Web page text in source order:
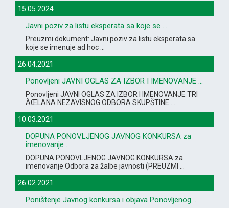
15.05.2024
Javni poziv za listu eksperata sa koje se ...
Preuzmi dokument: Javni poziv za listu eksperata sa
koje se imenuje ad hoc ...
26.04.2021
Ponovljeni JAVNI OGLAS ZA IZBOR I IMENOVANJE ...
Ponovljeni JAVNI OGLAS ZA IZBOR I IMENOVANJE TRI
ÄŒLANA NEZAVISNOG ODBORA SKUPŠTINE ...
10.03.2021
DOPUNA PONOVLJENOG JAVNOG KONKURSA za
imenovanje ...
DOPUNA PONOVLJENOG JAVNOG KONKURSA za
imenovanje Odbora za žalbe javnosti (PREUZMI ...
26.02.2021
Poništenje Javnog konkursa i objava Ponovljenog ...